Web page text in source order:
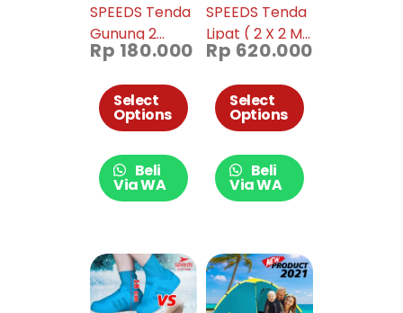
SPEEDS Tenda
Gunung 2
Orang Tenda
Outdoor
Indoor 018-6
Rp 180.000
Select
Options
Beli
Via WA
SPEEDS Tenda
Lipat ( 2 X 2 M)
(14KG)Tenda
Pameran
Tenda gazebo
Otomatis 030-
3A
Rp 620.000
Select
Options
Beli
Via WA